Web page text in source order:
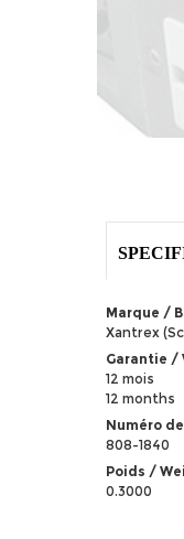
Marque /
Xantrex
Garantie /
12 mois
12 months
Numéro
808-1840
Poids /
0.3000